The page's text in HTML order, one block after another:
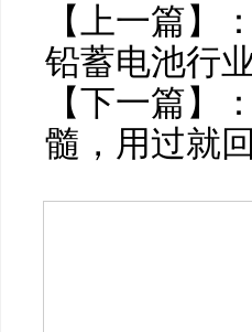
【上一篇】：
铅蓄电池行
【下一篇】：
髓，用过就